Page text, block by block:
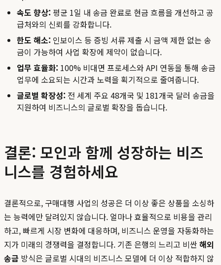
속도 향상: 평균 1일 내 송금 완료로 현금 흐름을 개선하고 공
급처와의 신뢰를 강화합니다.
한도 해소: 인보이스 등 증빙 서류 제출 시 금액 제한 없는 송
금이 가능하여 사업 확장에 제약이 없습니다.
업무 효율화: 100% 비대면 프로세스와 API 연동을 통해 송금
업무에 소요되는 시간과 노력을 획기적으로 줄여줍니다.
글로벌 확장성: 전 세계 주요 48개국 및 181개국 달러 송금을
지원하여 비즈니스의 글로벌 확장을 돕습니다.
결론: 모인과 함께 성장하는 비즈
니스를 경험하세요
결론적으로, 구매대행 사업의 성공은 더 이상 좋은 상품을 소싱하
는 능력에만 달려있지 않습니다. 얼마나 효율적으로 비용을 관리
하고, 빠르게 시장 변화에 대응하며, 비즈니스 운영을 자동화하는
지가 미래의 경쟁력을 결정합니다. 기존 은행의 느리고 비싼 해외
송금 방식은 글로벌 시대의 비즈니스 모델에 더 이상 적합하지 않